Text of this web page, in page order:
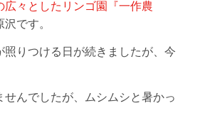
広々としたリンゴ園『一作農
です。
照りつける日が続きましたが、今
せんでしたが、ムシムシと暑かっ